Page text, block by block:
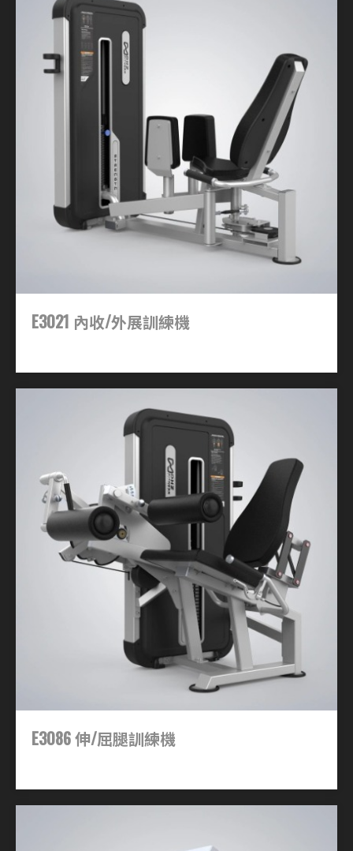
E3021 內收/外展訓練機
E3086 伸/屈腿訓練機